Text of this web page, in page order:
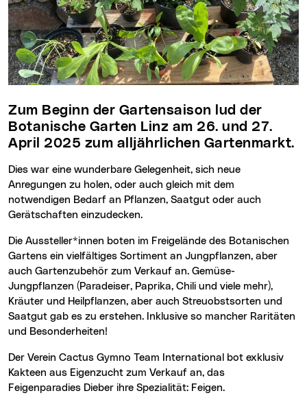
Zum Beginn der Gartensaison lud der
Botanische Garten Linz am 26. und 27.
April 2025 zum alljährlichen Gartenmarkt.
Dies war eine wunderbare Gelegenheit, sich neue
Anregungen zu holen, oder auch gleich mit dem
notwendigen Bedarf an Pflanzen, Saatgut oder auch
Gerätschaften einzudecken.
Die Aussteller*innen boten im Freigelände des Botanischen
Gartens ein vielfältiges Sortiment an Jungpflanzen, aber
auch Gartenzubehör zum Verkauf an. Gemüse-
Jungpflanzen (Paradeiser, Paprika, Chili und viele mehr),
Kräuter und Heilpflanzen, aber auch Streuobstsorten und
Saatgut gab es zu erstehen. Inklusive so mancher Raritäten
und Besonderheiten!
Der Verein Cactus Gymno Team International bot exklusiv
Kakteen aus Eigenzucht zum Verkauf an, das
Feigenparadies Dieber ihre Spezialität: Feigen.